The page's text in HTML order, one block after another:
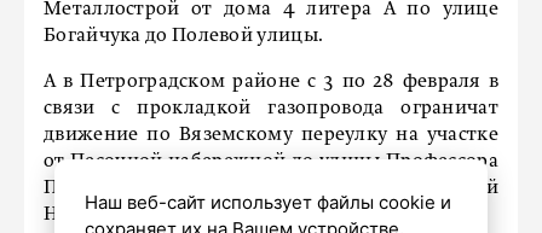
Металлострой от дома 4 литера А по улице
Богайчука до Полевой улицы.
А в Петроградском районе с 3 по 28 февраля в
связи с прокладкой газопровода ограничат
движение по Вяземскому переулку на участке
от Песочной набережной до улицы Профессора
Попова, а также по набережной реки Малой
Невки у Боковой аллеи.
Наш веб-сайт использует файлы cookie и